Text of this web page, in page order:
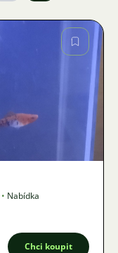
• Nabídka
Chci koupit